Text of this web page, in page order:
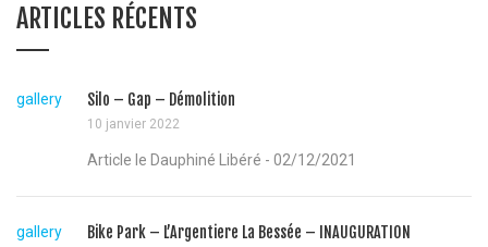
ARTICLES RÉCENTS
gallery Silo – Gap – Démolition
10 janvier 2022
Article le Dauphiné Libéré - 02/12/2021
gallery Bike Park – L’Argentiere La Bessée – INAUGURATION